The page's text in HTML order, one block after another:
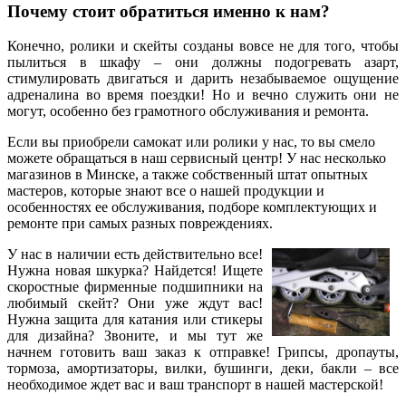
Почему стоит обратиться именно к нам?
Конечно, ролики и скейты созданы вовсе не для того, чтобы
пылиться в шкафу – они должны подогревать азарт,
стимулировать двигаться и дарить незабываемое ощущение
адреналина во время поездки! Но и вечно служить они не
могут, особенно без грамотного обслуживания и ремонта.
Если вы приобрели самокат или ролики у нас, то вы смело
можете обращаться в наш сервисный центр! У нас несколько
магазинов в Минске, а также собственный штат опытных
мастеров, которые знают все о нашей продукции и
особенностях ее обслуживания, подборе комплектующих и
ремонте при самых разных повреждениях.
У нас в наличии есть действительно все!
Нужна новая шкурка? Найдется! Ищете
скоростные фирменные подшипники на
любимый скейт? Они уже ждут вас!
Нужна защита для катания или стикеры
для дизайна? Звоните, и мы тут же
начнем готовить ваш заказ к отправке! Грипсы, дропауты,
тормоза, амортизаторы, вилки, бушинги, деки, бакли – все
необходимое ждет вас и ваш транспорт в нашей мастерской!